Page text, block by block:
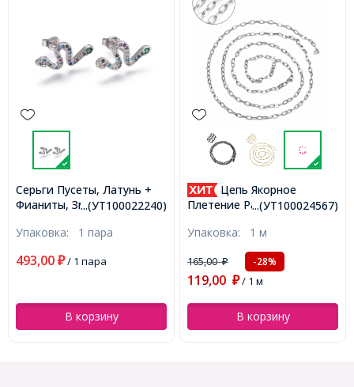
...(УТ100022240)
Серьги Пусеты, Латунь +
Фианиты, Змея, Цвет:
17~17.5x8мм, Штифт
Упаковка: 1 пара
493,00 ₽/ 1 пара
В корзину
...(УТ100024567)
Цепь Якорное
Плетение Разъемная,
Звено 7х4х0.8мм,
(УТ100024567)
Упаковка: 1 м
165,00₽ -28%
119,00 ₽/ 1 м
В корзину